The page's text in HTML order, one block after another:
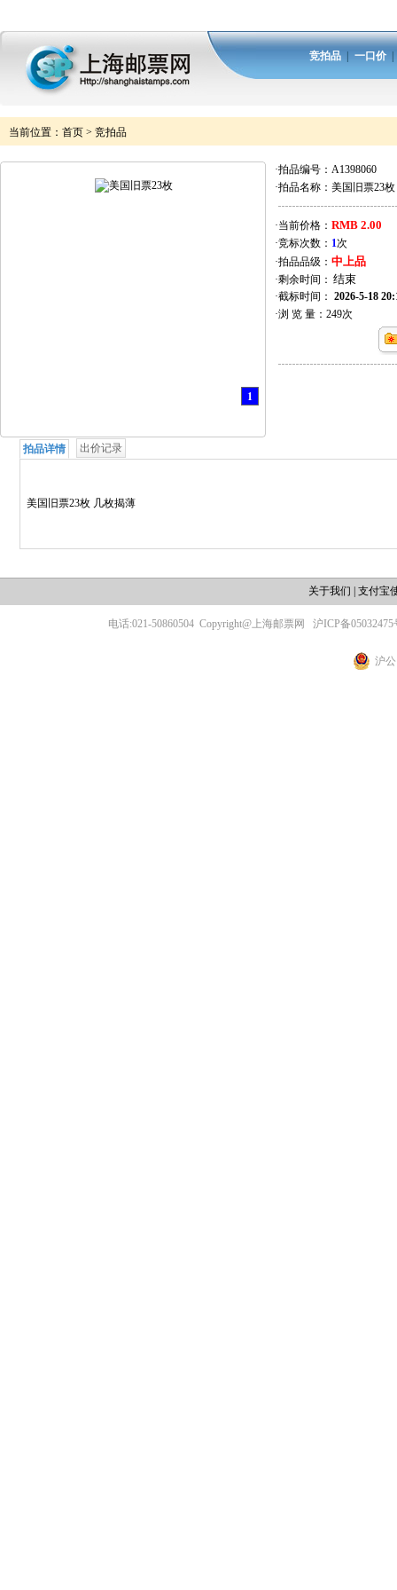
竞拍品 一口价
当前位置： 首页 > 竞拍品
1
·拍品编号： A1398060
·拍品名称： 美国旧票23枚
·当前价格： RMB 2.00
·竞标次数： 1次
·拍品品级： 中上品
·剩余时间：
·截标时间： 2026-5-18
·浏 览 量： 249次
拍品详情 出价记录
美国旧票23枚 几枚揭薄
关于我们 支付宝
电话:021-50860504 Copyright@上海邮票网 沪ICP备05032475
沪公